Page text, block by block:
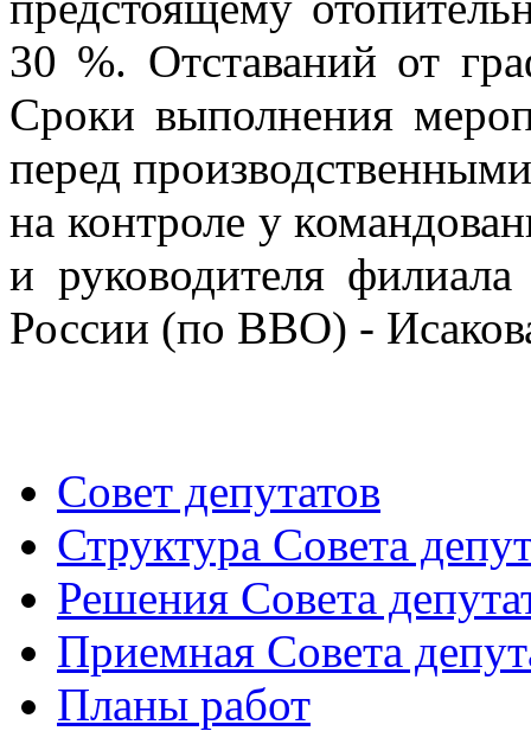
30 %. Отставаний от
Сроки выполнения
перед
на контроле у
и руководителя
России (по ВВО) -
Совет депутатов
Структура Совета
Решения Совета
Приемная Совета
Планы работ